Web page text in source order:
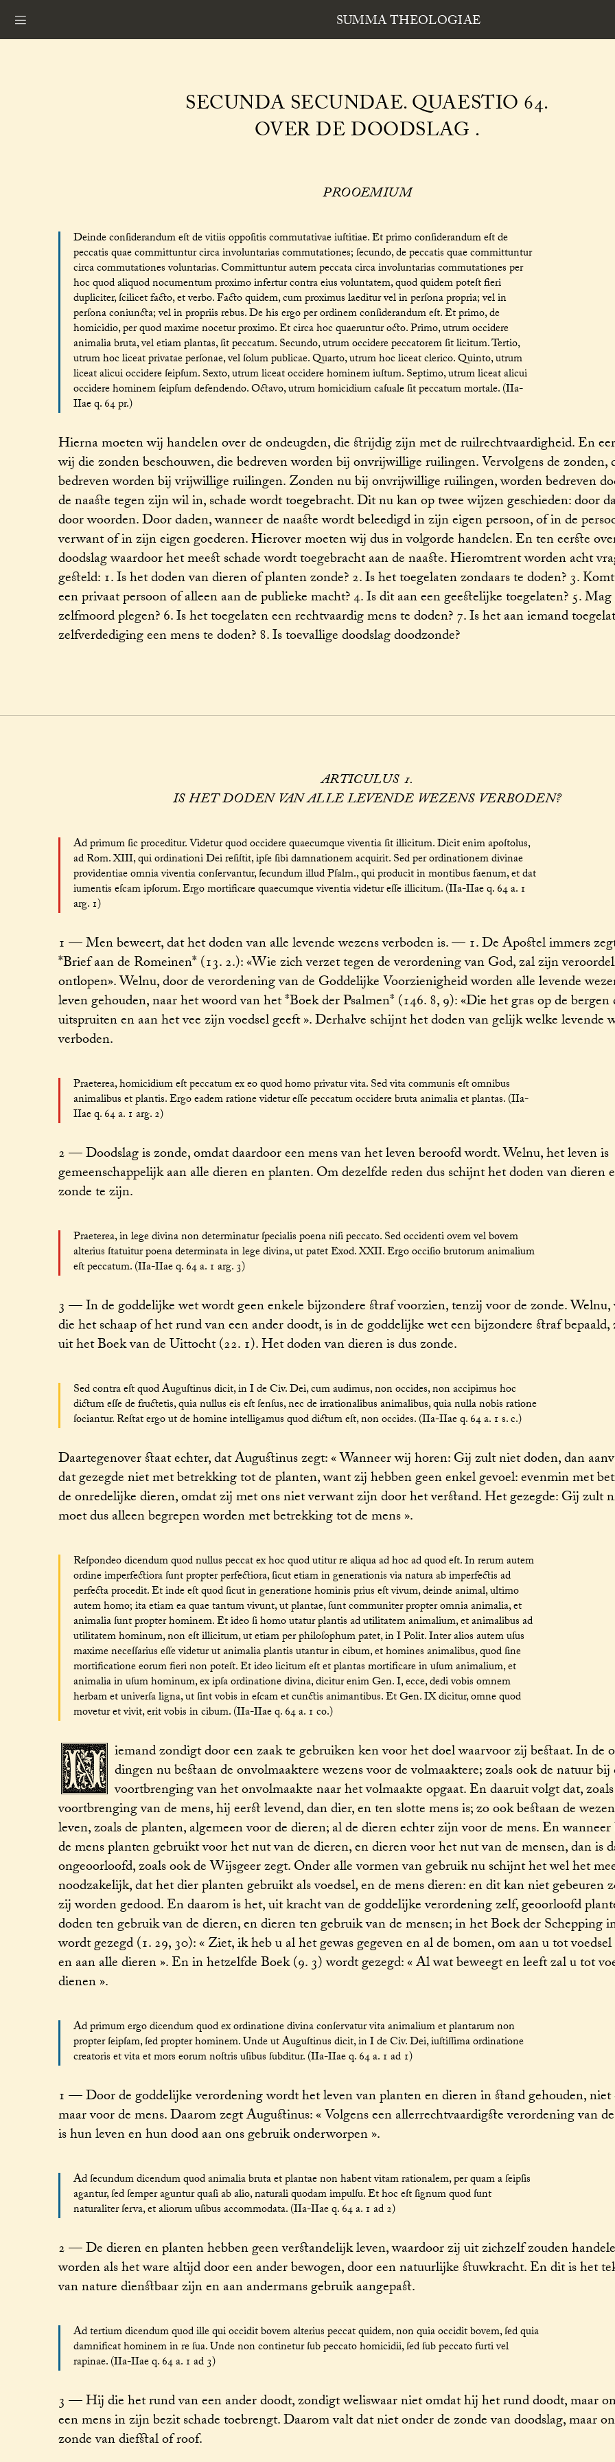
SUMMA THEOLOGIAE
SECUNDA SECUNDAE. QUAESTIO 64.
OVER DE DOODSLAG .
PROOEMIUM
Deinde conſiderandum eſt de vitiis oppoſitis commutativae iuſtitiae. Et primo conſiderandum eſt de
peccatis quae committuntur circa involuntarias commutationes; ſecundo, de peccatis quae committuntur
circa commutationes voluntarias. Committuntur autem peccata circa involuntarias commutationes per
hoc quod aliquod nocumentum proximo infertur contra eius voluntatem, quod quidem poteſt fieri
dupliciter, ſcilicet facto, et verbo. Facto quidem, cum proximus laeditur vel in perſona propria; vel in
perſona coniuncta; vel in propriis rebus. De his ergo per ordinem conſiderandum eſt. Et primo, de
homicidio, per quod maxime nocetur proximo. Et circa hoc quaeruntur octo. Primo, utrum occidere
animalia bruta, vel etiam plantas, ſit peccatum. Secundo, utrum occidere peccatorem ſit licitum. Tertio,
utrum hoc liceat privatae perſonae, vel ſolum publicae. Quarto, utrum hoc liceat clerico. Quinto, utrum
liceat alicui occidere ſeipſum. Sexto, utrum liceat occidere hominem iuſtum. Septimo, utrum liceat alicui
occidere hominem ſeipſum defendendo. Octavo, utrum homicidium caſuale ſit peccatum mortale. (IIa-
IIae q. 64 pr.)
Hierna moeten wij handelen over de ondeugden, die strijdig zijn met de ruilrechtvaardigheid. En
wij die zonden beschouwen, die bedreven worden bij onvrijwillige ruilingen. Vervolgens de zonden,
bedreven worden bij vrijwillige ruilingen. Zonden nu bij onvrijwillige ruilingen, worden bedreven
de naaste tegen zijn wil in, schade wordt toegebracht. Dit nu kan op twee wijzen geschieden: door
door woorden. Door daden, wanneer de naaste wordt beleedigd in zijn eigen persoon, of in de
verwant of in zijn eigen goederen. Hierover moeten wij dus in volgorde handelen. En ten eerste
doodslag waardoor het meest schade wordt toegebracht aan de naaste. Hieromtrent worden acht
gesteld: 1. Is het doden van dieren of planten zonde? 2. Is het toegelaten zondaars te doden? 3.
een privaat persoon of alleen aan de publieke macht? 4. Is dit aan een geestelijke toegelaten? 5.
zelfmoord plegen? 6. Is het toegelaten een rechtvaardig mens te doden? 7. Is het aan iemand
zelfverdediging een mens te doden? 8. Is toevallige doodslag doodzonde?
ARTICULUS 1.
IS HET DODEN VAN ALLE LEVENDE WEZENS VERBODEN?
Ad primum ſic proceditur. Videtur quod occidere quaecumque viventia ſit illicitum. Dicit enim apoſtolus,
ad Rom. XIII, qui ordinationi Dei reſiſtit, ipſe ſibi damnationem acquirit. Sed per ordinationem divinae
providentiae omnia viventia conſervantur, ſecundum illud Pſalm., qui producit in montibus faenum, et dat
iumentis eſcam ipſorum. Ergo mortificare quaecumque viventia videtur eſſe illicitum. (IIa-IIae q. 64 a. 1
arg. 1)
1 — Men beweert, dat het doden van alle levende wezens verboden is. — 1. De Apostel immers
*Brief aan de Romeinen* (13. 2.): «Wie zich verzet tegen de verordening van God, zal zijn
ontlopen». Welnu, door de verordening van de Goddelijke Voorzienigheid worden alle levende
leven gehouden, naar het woord van het *Boek der Psalmen* (146. 8, 9): «Die het gras op de bergen
uitspruiten en aan het vee zijn voedsel geeft ». Derhalve schijnt het doden van gelijk welke levende
verboden.
Praeterea, homicidium eſt peccatum ex eo quod homo privatur vita. Sed vita communis eſt omnibus
animalibus et plantis. Ergo eadem ratione videtur eſſe peccatum occidere bruta animalia et plantas. (IIa-
IIae q. 64 a. 1 arg. 2)
2 — Doodslag is zonde, omdat daardoor een mens van het leven beroofd wordt. Welnu, het leven is
gemeenschappelijk aan alle dieren en planten. Om dezelfde reden dus schijnt het doden van dieren
zonde te zijn.
Praeterea, in lege divina non determinatur ſpecialis poena niſi peccato. Sed occidenti ovem vel bovem
alterius ſtatuitur poena determinata in lege divina, ut patet Exod. XXII. Ergo occiſio brutorum animalium
eſt peccatum. (IIa-IIae q. 64 a. 1 arg. 3)
3 — In de goddelijke wet wordt geen enkele bijzondere straf voorzien, tenzij voor de zonde.
die het schaap of het rund van een ander doodt, is in de goddelijke wet een bijzondere straf
uit het Boek van de Uittocht (22. 1). Het doden van dieren is dus zonde.
Sed contra eſt quod Auguſtinus dicit, in I de Civ. Dei, cum audimus, non occides, non accipimus hoc
dictum eſſe de fructetis, quia nullus eis eſt ſenſus, nec de irrationalibus animalibus, quia nulla nobis ratione
ſociantur. Reſtat ergo ut de homine intelligamus quod dictum eſt, non occides. (IIa-IIae q. 64 a. 1 s. c.)
Daartegenover staat echter, dat Augustinus zegt: « Wanneer wij horen: Gij zult niet doden, dan
dat gezegde niet met betrekking tot de planten, want zij hebben geen enkel gevoel: evenmin met
de onredelijke dieren, omdat zij met ons niet verwant zijn door het verstand. Het gezegde: Gij zult
moet dus alleen begrepen worden met betrekking tot de mens ».
Reſpondeo dicendum quod nullus peccat ex hoc quod utitur re aliqua ad hoc ad quod eſt. In rerum autem
ordine imperfectiora ſunt propter perfectiora, ſicut etiam in generationis via natura ab imperfectis ad
perfecta procedit. Et inde eſt quod ſicut in generatione hominis prius eſt vivum, deinde animal, ultimo
autem homo; ita etiam ea quae tantum vivunt, ut plantae, ſunt communiter propter omnia animalia, et
animalia ſunt propter hominem. Et ideo ſi homo utatur plantis ad utilitatem animalium, et animalibus ad
utilitatem hominum, non eſt illicitum, ut etiam per philoſophum patet, in I Polit. Inter alios autem uſus
maxime neceſſarius eſſe videtur ut animalia plantis utantur in cibum, et homines animalibus, quod ſine
mortificatione eorum fieri non poteſt. Et ideo licitum eſt et plantas mortificare in uſum animalium, et
animalia in uſum hominum, ex ipſa ordinatione divina, dicitur enim Gen. I, ecce, dedi vobis omnem
herbam et univerſa ligna, ut ſint vobis in eſcam et cunctis animantibus. Et Gen. IX dicitur, omne quod
movetur et vivit, erit vobis in cibum. (IIa-IIae q. 64 a. 1 co.)
N iemand zondigt door een zaak te gebruiken ken voor het doel waarvoor zij bestaat. In de
dingen nu bestaan de onvolmaaktere wezens voor de volmaaktere; zoals ook de natuur bij
voortbrenging van het onvolmaakte naar het volmaakte opgaat. En daaruit volgt dat,
voortbrenging van de mens, hij eerst levend, dan dier, en ten slotte mens is; zo ook bestaan de
leven, zoals de planten, algemeen voor de dieren; al de dieren echter zijn voor de mens. En
de mens planten gebruikt voor het nut van de dieren, en dieren voor het nut van de mensen, dan is
ongeoorloofd, zoals ook de Wijsgeer zegt. Onder alle vormen van gebruik nu schijnt het wel het
noodzakelijk, dat het dier planten gebruikt als voedsel, en de mens dieren: en dit kan niet gebeuren
zij worden gedood. En daarom is het, uit kracht van de goddelijke verordening zelf, geoorloofd
doden ten gebruik van de dieren, en dieren ten gebruik van de mensen; in het Boek der Schepping
wordt gezegd (1. 29, 30): « Ziet, ik heb u al het gewas gegeven en al de bomen, om aan u tot
en aan alle dieren ». En in hetzelfde Boek (9. 3) wordt gezegd: « Al wat beweegt en leeft zal u tot
dienen ».
Ad primum ergo dicendum quod ex ordinatione divina conſervatur vita animalium et plantarum non
propter ſeipſam, ſed propter hominem. Unde ut Auguſtinus dicit, in I de Civ. Dei, iuſtiſſima ordinatione
creatoris et vita et mors eorum noſtris uſibus ſubditur. (IIa-IIae q. 64 a. 1 ad 1)
1 — Door de goddelijke verordening wordt het leven van planten en dieren in stand gehouden,
maar voor de mens. Daarom zegt Augustinus: « Volgens een allerrechtvaardigste verordening van
is hun leven en hun dood aan ons gebruik onderworpen ».
Ad ſecundum dicendum quod animalia bruta et plantae non habent vitam rationalem, per quam a ſeipſis
agantur, ſed ſemper aguntur quaſi ab alio, naturali quodam impulſu. Et hoc eſt ſignum quod ſunt
naturaliter ſerva, et aliorum uſibus accommodata. (IIa-IIae q. 64 a. 1 ad 2)
2 — De dieren en planten hebben geen verstandelijk leven, waardoor zij uit zichzelf zouden
worden als het ware altijd door een ander bewogen, door een natuurlijke stuwkracht. En dit is het
van nature dienstbaar zijn en aan andermans gebruik aangepast.
Ad tertium dicendum quod ille qui occidit bovem alterius peccat quidem, non quia occidit bovem, ſed quia
damnificat hominem in re ſua. Unde non continetur ſub peccato homicidii, ſed ſub peccato furti vel
rapinae. (IIa-IIae q. 64 a. 1 ad 3)
3 — Hij die het rund van een ander doodt, zondigt weliswaar niet omdat hij het rund doodt, maar
een mens in zijn bezit schade toebrengt. Daarom valt dat niet onder de zonde van doodslag, maar
zonde van diefstal of roof.